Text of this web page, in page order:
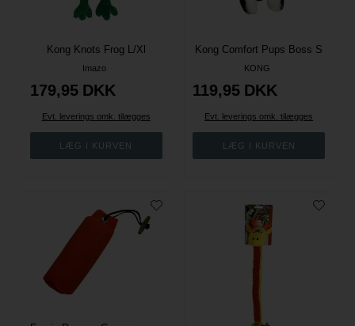
Kong Knots Frog L/Xl
Imazo
179,95 DKK
Evt. leverings omk. tilægges
Kong Comfort Pups Boss S
KONG
119,95 DKK
Evt. leverings omk. tilægges